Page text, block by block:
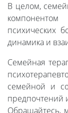
В целом,
компонентом
психических
динамика и
Семейная
семейной и
предпочтений
Обращайтесь,